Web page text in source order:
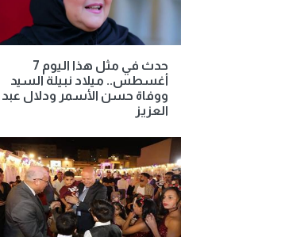
حدث في مثل هذا اليوم 7
أغسطس.. ميلاد نبيلة السيد
ووفاة حسن الأسمر ودلال عبد
العزيز